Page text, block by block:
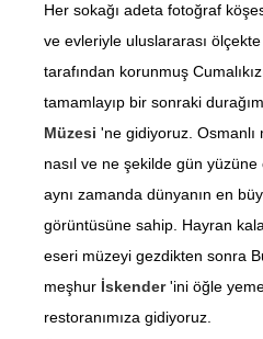
Her sokağı adeta fotoğraf
ve evleriyle uluslararası
tarafından korunmuş
tamamlayıp bir sonraki
Müzesi 'ne gidiyoruz. Osmanlı
nasıl ve ne şekilde gün yüzüne
aynı zamanda dünyanın en
görüntüsüne sahip. Hayran
eseri müzeyi gezdikten sonra
meşhur İskender'ini öğle
restoranımıza gidiyoruz.